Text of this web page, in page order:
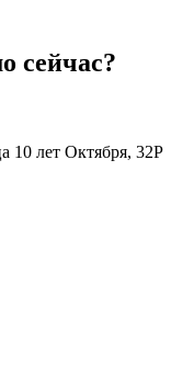
сейчас?
10 лет Октября, 32Р